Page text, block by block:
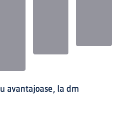
avantajoase, la dm